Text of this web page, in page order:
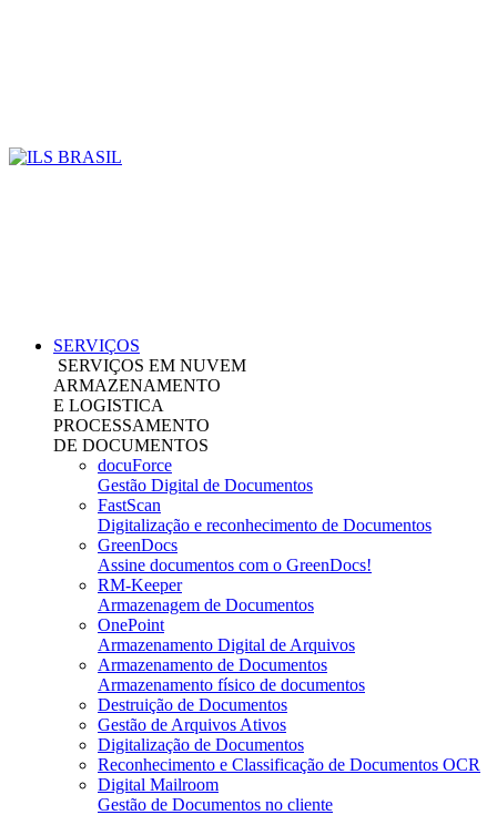
SERVIÇOS
SERVIÇOS EM NUVEM
ARMAZENAMENTO
E LOGISTICA
PROCESSAMENTO
DE DOCUMENTOS
docuForce
Gestão Digital de Documentos
FastScan
Digitalização e reconhecimento de Documentos
GreenDocs
Assine documentos com o GreenDocs!
RM-Keeper
Armazenagem de Documentos
OnePoint
Armazenamento Digital de Arquivos
Armazenamento de Documentos
Armazenamento físico de documentos
Destruição de Documentos
Gestão de Arquivos Ativos
Digitalização de Documentos
Reconhecimento e Classificação de Documentos OCR
Digital Mailroom
Gestão de Documentos no cliente